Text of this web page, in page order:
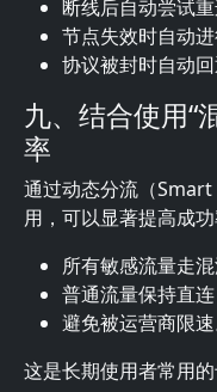
断线后自动尝试重
节点失效时自动进
协议被封时自动回
九、结合使用“
率
通过动态分流（
用，可以显著提高成功
所有敏感流量走混
普通流量保持直
避免被运营商限速
这是长期使用者常用的